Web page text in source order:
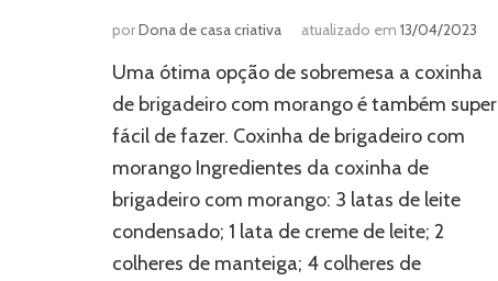
porDona de casa criativa atualizado em 13/04/2023
Uma ótima opção de sobremesa a coxinha
de brigadeiro com morango é também super
fácil de fazer. Coxinha de brigadeiro com
morango Ingredientes da coxinha de
brigadeiro com morango: 3 latas de leite
condensado; 1 lata de creme de leite; 2
colheres de manteiga; 4 colheres de